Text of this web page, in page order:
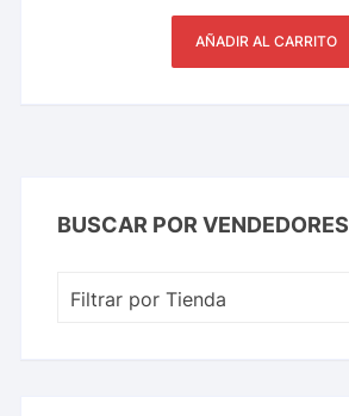
AÑADIR AL CARRITO
BUSCAR POR VENDEDORES
Filtrar por Tienda